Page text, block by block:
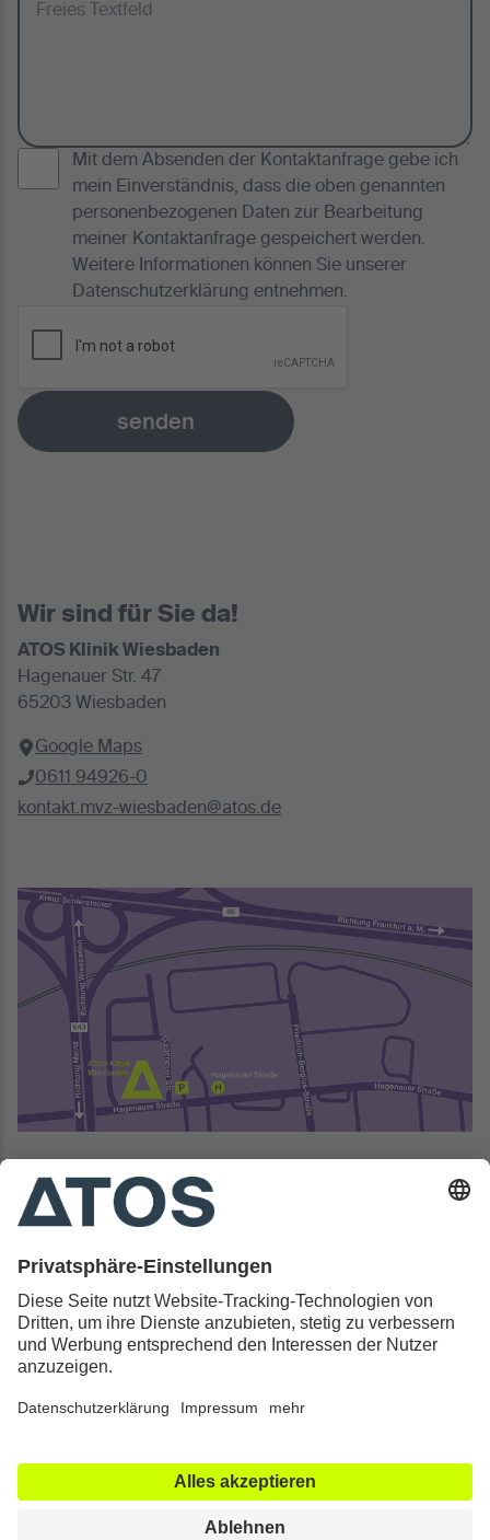
Mit dem Absenden der Kontaktanfrage gebe ich
mein Einverständnis, dass die oben genannten
personenbezogenen Daten zur Bearbeitung
meiner Kontaktanfrage gespeichert werden.
Weitere Informationen können Sie unserer
Datenschutzerklärung entnehmen.
senden
Wir sind für Sie da!
ATOS Klinik Wiesbaden
Hagenauer Str. 47
65203 Wiesbaden
Google Maps
0611 94926-0
kontakt.mvz-wiesbaden@atos.de
Kontakt & Rechtliches
Alle ATOS Kliniken